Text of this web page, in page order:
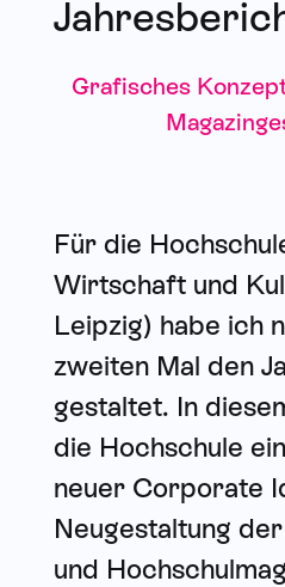
Grafisches
Für die
Wirtschaft und
Leipzig) habe ich
zweiten Mal den
gestaltet. In
die Hochschule
neuer Corporate
Neugestaltung
und